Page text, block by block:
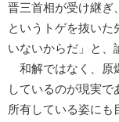
晋三首相が受け継ぎ
というトゲを抜いた
いないからだ」と、
和解ではなく、原
しているのが現実で
所有している姿にも